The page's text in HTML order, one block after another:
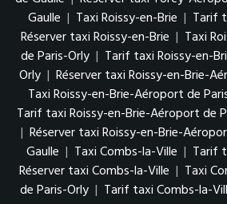
Gaulle | Taxi Roissy-en-Brie | Tarif
Réserver taxi Roissy-en-Brie | Taxi
de Paris-Orly | Tarif taxi Roissy-en-
Orly | Réserver taxi Roissy-en-Brie-
Taxi Roissy-en-Brie-Aéroport de
Tarif taxi Roissy-en-Brie-Aéroport de
| Réserver taxi Roissy-en-Brie-
Gaulle | Taxi Combs-la-Ville | Tarif
Réserver taxi Combs-la-Ville | Taxi
de Paris-Orly | Tarif taxi Combs-la-